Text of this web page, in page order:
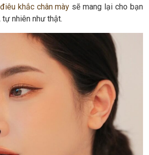
điêu khắc chân mày sẽ mang lại cho bạn
tự nhiên như thật.